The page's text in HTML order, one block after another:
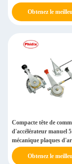
Obtenez le
Compacte tête de
d'accélérateur manuel
mécanique plaques
et entrée de câble
Obtenez le